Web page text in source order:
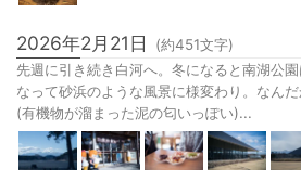
2026年2月21日 (約451文字)
先週に引き続き白河へ。冬になると南湖公
なって砂浜のような風景に様変わり。なん
(有機物が溜まった泥の匂いっぽい)...